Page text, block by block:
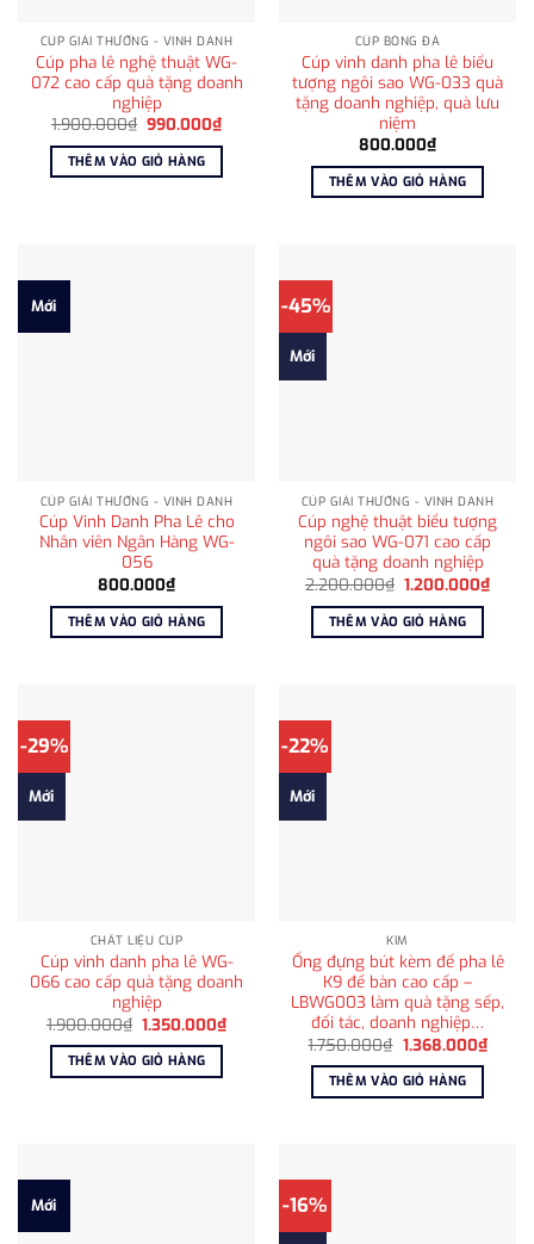
CÚP GIẢI THƯỞNG - VINH DANH
Cúp pha lê nghệ thuật WG-
072 cao cấp quà tặng doanh
nghiệp
1.900.000₫ Giá
là:
1.900.000₫.
990.000₫Giá
hiện
990.000₫.
THÊM VÀO GIỎ HÀNG
CÚP BÓNG ĐÁ
Cúp vinh danh pha lê biểu
tượng ngôi sao WG-033 quà
tặng doanh nghiệp, quà lưu
niệm
800.000₫
THÊM VÀO GIỎ HÀNG
Mới
CÚP GIẢI THƯỞNG - VINH DANH
Cúp Vinh Danh Pha Lê cho
Nhân viên Ngân Hàng WG-
056
800.000₫
THÊM VÀO GIỎ HÀNG
-45%
Mới
CÚP GIẢI THƯỞNG - VINH DANH
Cúp nghệ thuật biểu tượng
ngôi sao WG-071 cao cấp
quà tặng doanh nghiệp
2.200.000₫ Giá
là:
2.200.000₫.
1.200.000₫Giá
hiện
THÊM VÀO GIỎ HÀNG
-29%
Mới
CHẤT LIỆU CÚP
Cúp vinh danh pha lê WG-
066 cao cấp quà tặng doanh
nghiệp
1.900.000₫ Giá
là:
1.900.000₫.
1.350.000₫Giá
hiện
THÊM VÀO GIỎ HÀNG
-22%
Mới
KIM
Ống đựng bút kèm đế pha lê
K9 để bàn cao cấp –
LBWG003 làm quà tặng sếp,
đối tác, doanh nghiệp…
1.750.000₫ Giá
là:
1.750.000₫.
1.368.000₫Giá
hiện
THÊM VÀO GIỎ HÀNG
Mới -16%